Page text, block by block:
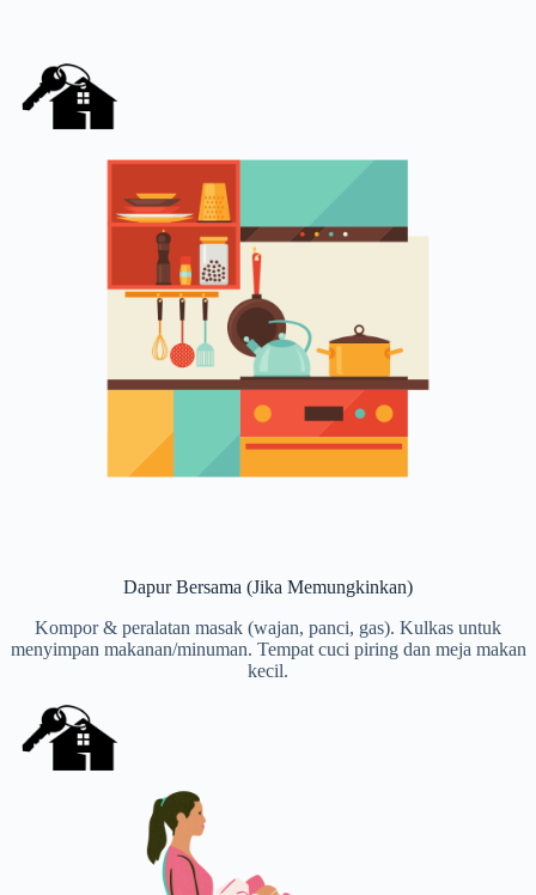
Dapur Bersama (Jika Memungkinkan)
Kompor & peralatan masak (wajan, panci, gas). Kulkas untuk
menyimpan makanan/minuman. Tempat cuci piring dan meja makan
kecil.